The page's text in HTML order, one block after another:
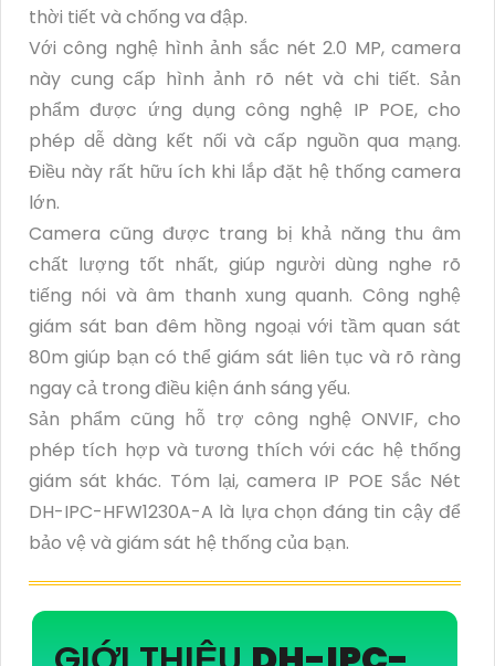
thời tiết và chống va đập.
Với công nghệ hình ảnh sắc nét 2.0 MP, camera
này cung cấp hình ảnh rõ nét và chi tiết. Sản
phẩm được ứng dụng công nghệ IP POE, cho
phép dễ dàng kết nối và cấp nguồn qua mạng.
Điều này rất hữu ích khi lắp đặt hệ thống camera
lớn.
Camera cũng được trang bị khả năng thu âm
chất lượng tốt nhất, giúp người dùng nghe rõ
tiếng nói và âm thanh xung quanh. Công nghệ
giám sát ban đêm hồng ngoại với tầm quan sát
80m giúp bạn có thể giám sát liên tục và rõ ràng
ngay cả trong điều kiện ánh sáng yếu.
Sản phẩm cũng hỗ trợ công nghệ ONVIF, cho
phép tích hợp và tương thích với các hệ thống
giám sát khác. Tóm lại, camera IP POE Sắc Nét
DH-IPC-HFW1230A-A là lựa chọn đáng tin cậy để
bảo vệ và giám sát hệ thống của bạn.